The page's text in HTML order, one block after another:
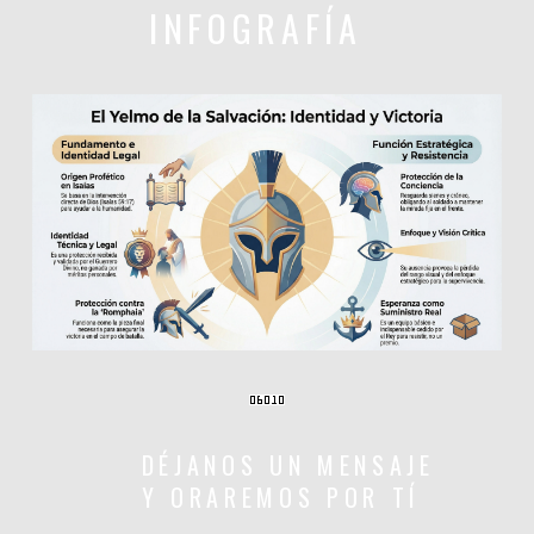
INFOGRAFÍA
DÉJANOS UN MENSAJE
Y ORAREMOS POR TÍ